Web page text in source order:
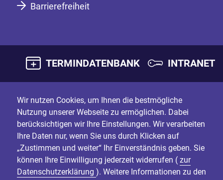
Barrierefreiheit
TERMINDATENBANK INTRANET
Wir nutzen Cookies, um Ihnen die bestmögliche
Nutzung unserer Webseite zu ermöglichen. Dabei
berücksichtigen wir Ihre Einstellungen. Wir verarbeiten
Ihre Daten nur, wenn Sie uns durch Klicken auf
„Zustimmen und weiter“ Ihr Einverständnis geben. Sie
können Ihre Einwilligung jederzeit widerrufen ( zur
Datenschutzerklärung ). Weitere Informationen zu den